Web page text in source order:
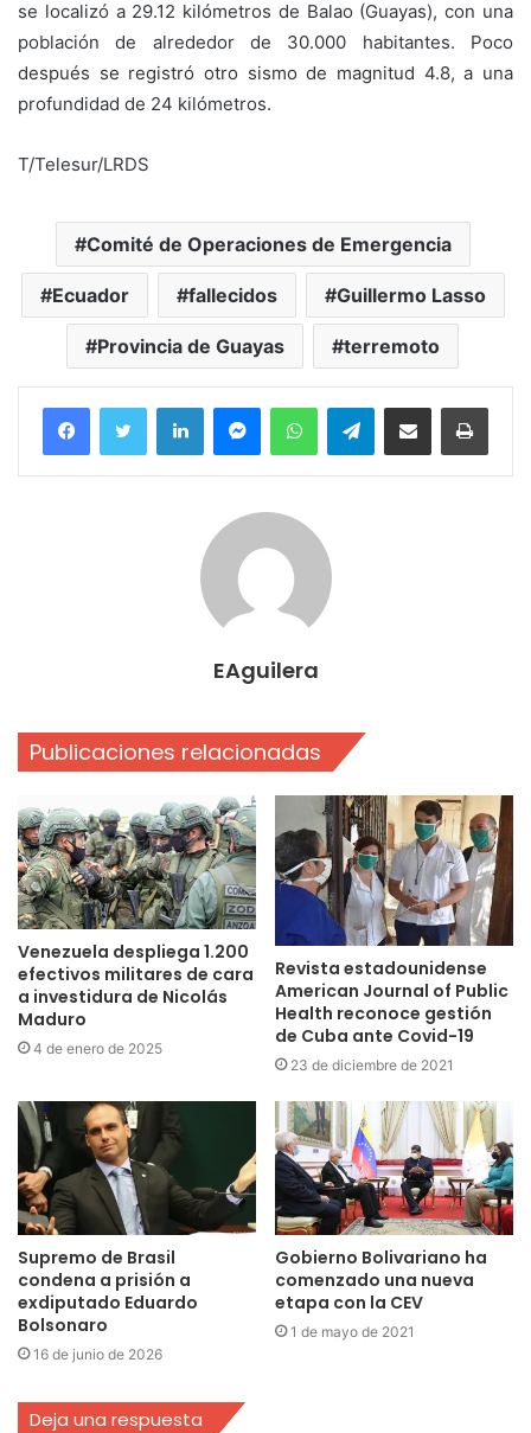
se localizó a 29.12 kilómetros de Balao (Guayas), con una
población de alrededor de 30.000 habitantes. Poco
después se registró otro sismo de magnitud 4.8, a una
profundidad de 24 kilómetros.
T/Telesur/LRDS
Comité de Operaciones de Emergencia
Ecuador fallecidos Guillermo Lasso
Provincia de Guayas terremoto
FacebookTwitter LinkedInMessengerWhatsAppTelegramCompartir por correo electrónico
EAguilera
Publicaciones relacionadas
Venezuela despliega 1.200
efectivos militares de cara
a investidura de Nicolás
Maduro
4 de enero de 2025
Revista estadounidense
American Journal of Public
Health reconoce gestión
de Cuba ante Covid-19
23 de diciembre de 2021
Supremo de Brasil
condena a prisión a
exdiputado Eduardo
Bolsonaro
16 de junio de 2026
Gobierno Bolivariano ha
comenzado una nueva
etapa con la CEV
1 de mayo de 2021
Deja una respuesta